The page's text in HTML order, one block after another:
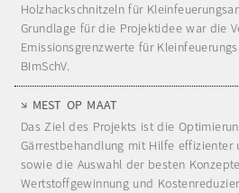
Holzhackschnitzeln für
Grundlage für die Projektidee war die
Emissionsgrenzwerte für
BImSchV.
MEST OP MAAT
Das Ziel des Projekts ist die
Gärrestbehandlung mit Hilfe effizienter
sowie die Auswahl der besten
Wertstoffgewinnung und